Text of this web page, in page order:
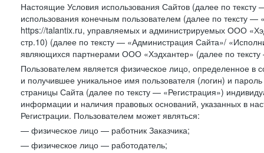
Настоящие Условия использования Сайтов (далее по
использования конечным пользователем (далее по тексту
https://talantix.ru, управляемых и администрируемых ООО
стр.10) (далее по тексту — «Администрация Сайта»/
являющихся партнерами ООО «Хэдхантер» (далее по
Пользователем является физическое лицо, определенное в
и получившее уникальное имя пользователя (логин) и
страницы Сайта (далее по тексту — «Регистрация»)
информации и наличия правовых оснований, указанных в
Регистрации. Пользователем может являться:
— физическое лицо — работник Заказчика;
— физическое лицо — работодатель;